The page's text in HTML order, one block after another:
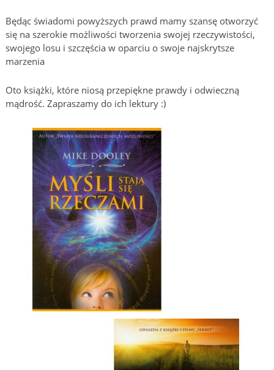
Będąc świadomi powyższych prawd mamy szansę otworzyć
się na szerokie możliwości tworzenia swojej rzeczywistości,
swojego losu i szczęścia w oparciu o swoje najskrytsze
marzenia
Oto książki, które niosą przepiękne prawdy i odwieczną
mądrość. Zapraszamy do ich lektury :)